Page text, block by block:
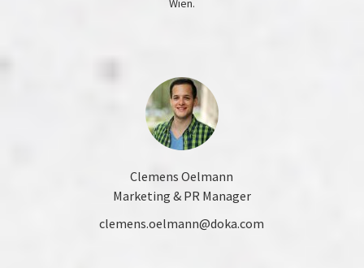
Wien.
Clemens Oelmann
Marketing & PR Manager
clemens.oelmann@doka.com